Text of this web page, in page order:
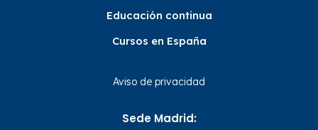
Educación continua
Cursos en España
Aviso de privacidad
Sede Madrid: